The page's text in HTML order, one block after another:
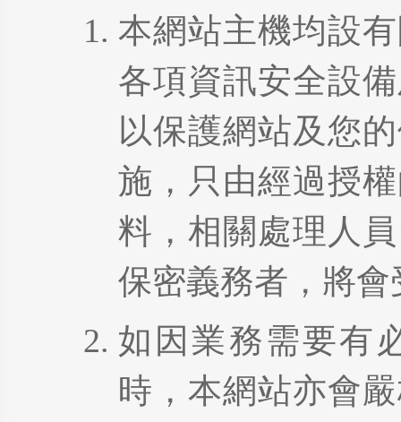
本網站主機均設
各項資訊安全設
以保護網站及您
施，只由經過授
料，相關處理人
保密義務者，將
如因業務需要有
時，本網站亦會